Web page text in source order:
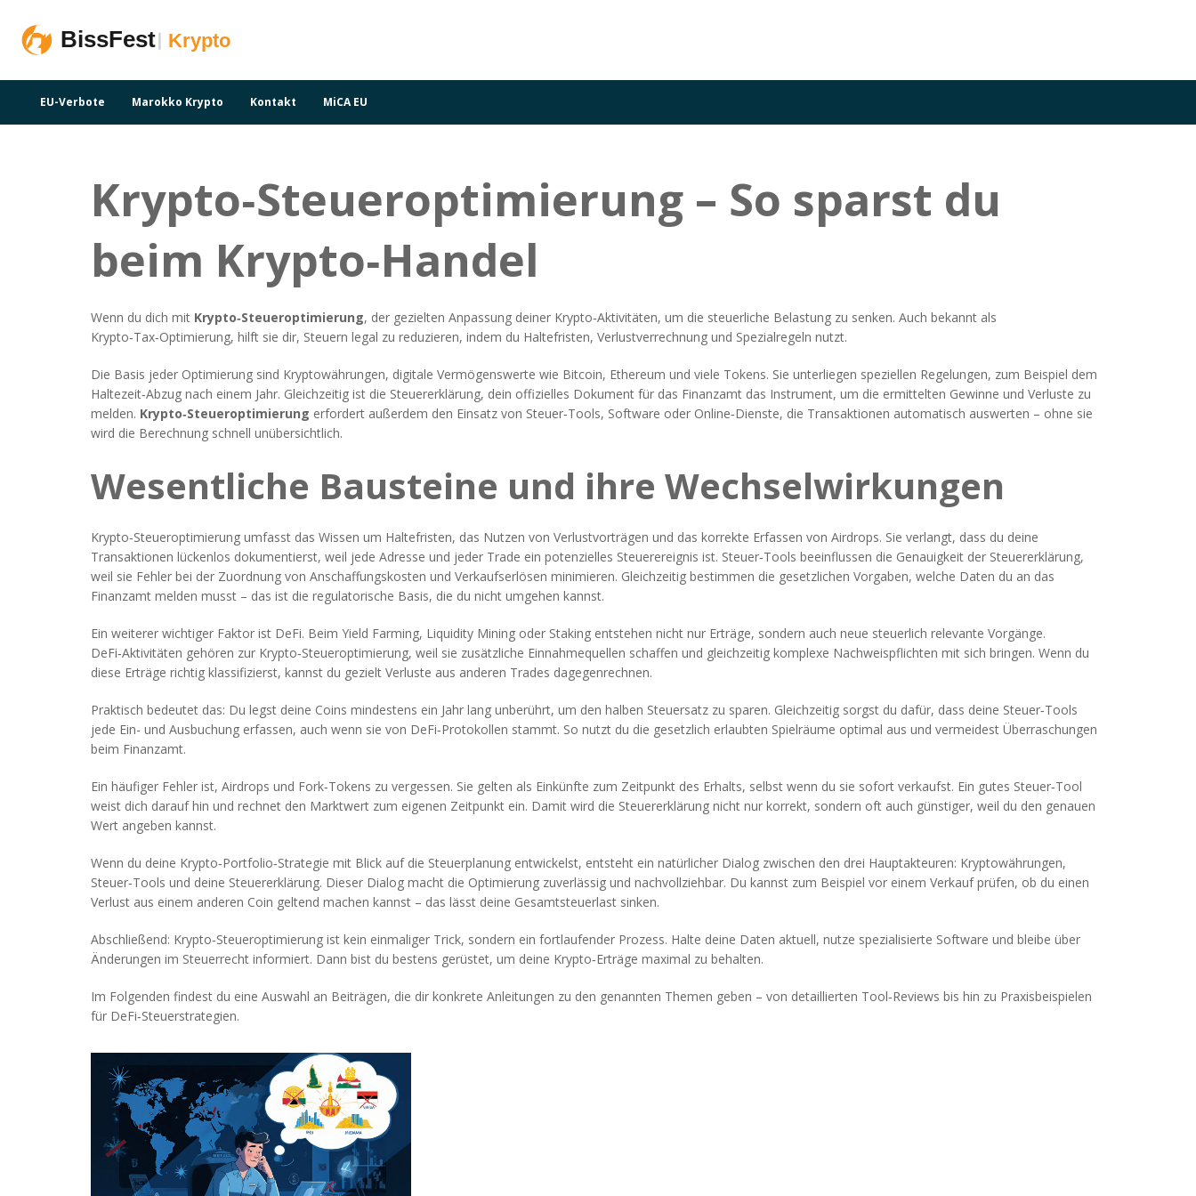
EU-Verbote Marokko Krypto Kontakt MiCA EU
Krypto‑Steueroptimierung – So sparst du
beim Krypto‑Handel
Wenn du dich mit Krypto‑Steueroptimierung, der gezielten Anpassung deiner Krypto‑Aktivitäten, um die steuerliche Belastung zu senken. Auch bekannt als
Krypto‑Tax‑Optimierung, hilft sie dir, Steuern legal zu reduzieren, indem du Haltefristen, Verlustverrechnung und Spezialregeln nutzt.
Die Basis jeder Optimierung sind Kryptowährungen, digitale Vermögenswerte wie Bitcoin, Ethereum und viele Tokens. Sie unterliegen speziellen Regelungen, zum Beispiel dem
Haltezeit‑Abzug nach einem Jahr. Gleichzeitig ist die Steuererklärung, dein offizielles Dokument für das Finanzamt das Instrument, um die ermittelten Gewinne und Verluste zu
melden. Krypto‑Steueroptimierung erfordert außerdem den Einsatz von Steuer‑Tools, Software oder Online‑Dienste, die Transaktionen automatisch auswerten – ohne sie
wird die Berechnung schnell unübersichtlich.
Wesentliche Bausteine und ihre Wechselwirkungen
Krypto‑Steueroptimierung umfasst das Wissen um Haltefristen, das Nutzen von Verlustvorträgen und das korrekte Erfassen von Airdrops. Sie verlangt, dass du deine
Transaktionen lückenlos dokumentierst, weil jede Adresse und jeder Trade ein potenzielles Steuerereignis ist. Steuer‑Tools beeinflussen die Genauigkeit der Steuererklärung,
weil sie Fehler bei der Zuordnung von Anschaffungskosten und Verkaufserlösen minimieren. Gleichzeitig bestimmen die gesetzlichen Vorgaben, welche Daten du an das
Finanzamt melden musst – das ist die regulatorische Basis, die du nicht umgehen kannst.
Ein weiterer wichtiger Faktor ist DeFi. Beim Yield Farming, Liquidity Mining oder Staking entstehen nicht nur Erträge, sondern auch neue steuerlich relevante Vorgänge.
DeFi‑Aktivitäten gehören zur Krypto‑Steueroptimierung, weil sie zusätzliche Einnahmequellen schaffen und gleichzeitig komplexe Nachweispflichten mit sich bringen. Wenn du
diese Erträge richtig klassifizierst, kannst du gezielt Verluste aus anderen Trades dagegenrechnen.
Praktisch bedeutet das: Du legst deine Coins mindestens ein Jahr lang unberührt, um den halben Steuersatz zu sparen. Gleichzeitig sorgst du dafür, dass deine Steuer‑Tools
jede Ein- und Ausbuchung erfassen, auch wenn sie von DeFi‑Protokollen stammt. So nutzt du die gesetzlich erlaubten Spielräume optimal aus und vermeidest Überraschungen
beim Finanzamt.
Ein häufiger Fehler ist, Airdrops und Fork‑Tokens zu vergessen. Sie gelten als Einkünfte zum Zeitpunkt des Erhalts, selbst wenn du sie sofort verkaufst. Ein gutes Steuer‑Tool
weist dich darauf hin und rechnet den Marktwert zum eigenen Zeitpunkt ein. Damit wird die Steuererklärung nicht nur korrekt, sondern oft auch günstiger, weil du den genauen
Wert angeben kannst.
Wenn du deine Krypto‑Portfolio‑Strategie mit Blick auf die Steuerplanung entwickelst, entsteht ein natürlicher Dialog zwischen den drei Hauptakteuren: Kryptowährungen,
Steuer‑Tools und deine Steuererklärung. Dieser Dialog macht die Optimierung zuverlässig und nachvollziehbar. Du kannst zum Beispiel vor einem Verkauf prüfen, ob du einen
Verlust aus einem anderen Coin geltend machen kannst – das lässt deine Gesamtsteuerlast sinken.
Abschließend: Krypto‑Steueroptimierung ist kein einmaliger Trick, sondern ein fortlaufender Prozess. Halte deine Daten aktuell, nutze spezialisierte Software und bleibe über
Änderungen im Steuerrecht informiert. Dann bist du bestens gerüstet, um deine Krypto‑Erträge maximal zu behalten.
Im Folgenden findest du eine Auswahl an Beiträgen, die dir konkrete Anleitungen zu den genannten Themen geben – von detaillierten Tool‑Reviews bis hin zu Praxisbeispielen
für DeFi‑Steuerstrategien.